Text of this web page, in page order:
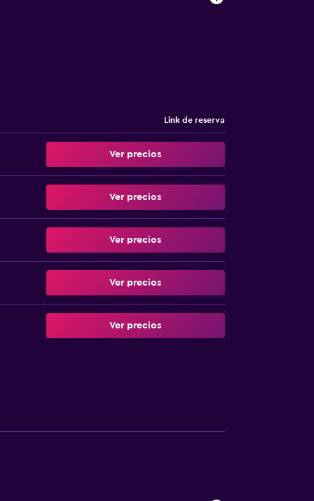
Link de reserva
Ver precios
Ver precios
Ver precios
Ver precios
Ver precios